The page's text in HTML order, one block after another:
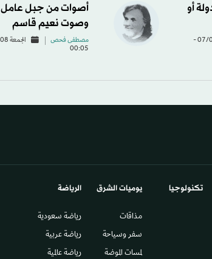
أو
الجمعة 07/08 -
أصوات من جبل عامل
وصوت نعيم قاسم
مصطفى فحص
00:05
تكنولوجيا يوميات الشرق​
مذاقات
سفر وسياحة
لمسات الموضة
الرياضة
رياضة سعودية
رياضة عربية
رياضة عالمية